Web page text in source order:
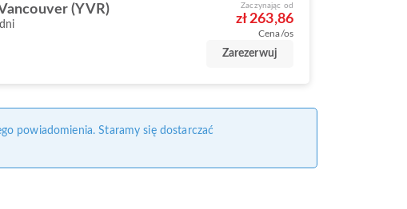
(YVR) Zaczynając od
zł 263,86
Cena/os
Zarezerwuj
powiadomienia. Staramy się dostarczać